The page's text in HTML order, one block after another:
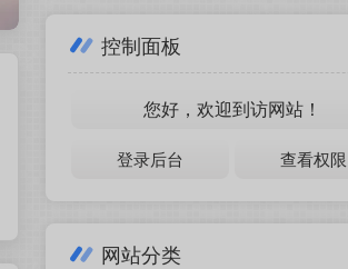
鲜果网 控制面板
您好，欢迎到访网站！
登录后台 查看权限
网站分类